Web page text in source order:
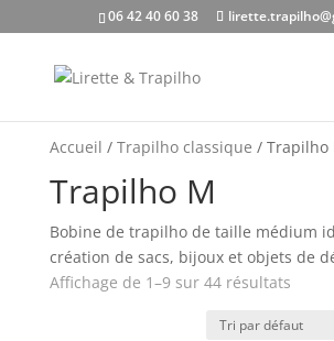
06 42 40 60 38
Accueil / Trapilho classique / Trapilho
Trapilho M
Bobine de trapilho de taille médium
création de sacs, bijoux et objets de
Affichage de 1–9 sur 44 résultats